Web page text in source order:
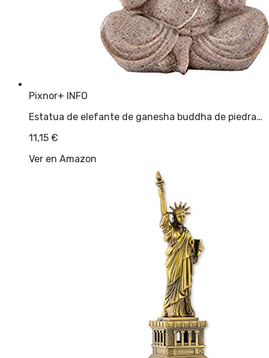
Pixnor+ INFO
Estatua de elefante de ganesha buddha de piedra…
11,15 €
Ver en Amazon